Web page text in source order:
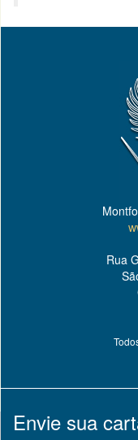
Rua
Envie sua